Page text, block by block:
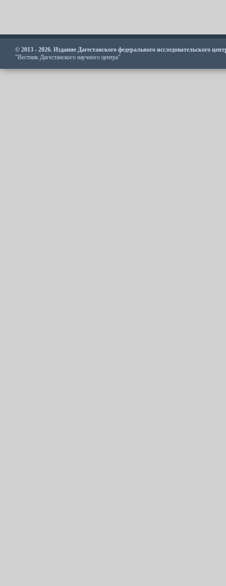
© 2013 - 2026. Издание Дагестанского федерального исследовательского
"Вестник Дагестанского научного центра"